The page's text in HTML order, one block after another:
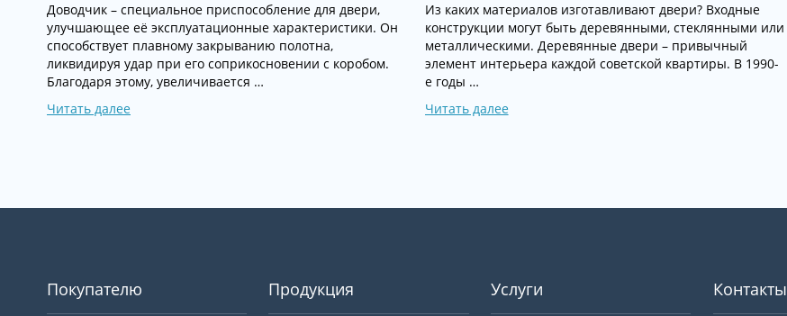
Доводчик – специальное приспособление для двери,
улучшающее её эксплуатационные характеристики. Он
способствует плавному закрыванию полотна,
ликвидируя удар при его соприкосновении с коробом.
Благодаря этому, увеличивается …
Читать далее
Из каких материалов изготавливают двери? Входные
конструкции могут быть деревянными, стеклянными или
металлическими. Деревянные двери – привычный
элемент интерьера каждой советской квартиры. В 1990-
е годы …
Читать далее
Покупателю Продукция Услуги Контакты